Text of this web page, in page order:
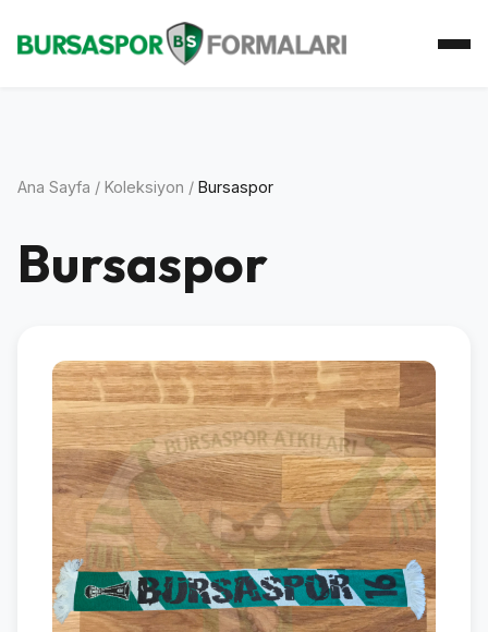
Koleksiyon
Ana Sayfa / Koleksiyon / Bursaspor
Bursaspor